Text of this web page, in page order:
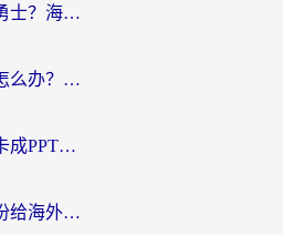
在韩国怎么玩地下城与勇士？海外党必看的国服游戏加速全攻略
在海外玩原始征途很卡怎么办？一份给游子的终极指南
海外玩召唤与合成国服卡成PPT？这篇解决办法让你丝滑操作
在欧洲怎么打晶核？一份给海外游子的网络加速生存指南